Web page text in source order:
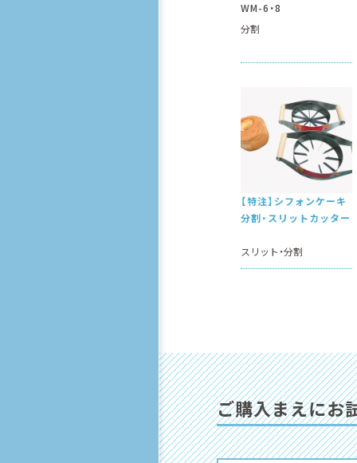
WM-6・8
分割
【特注】シフォンケーキ
分割・スリットカッター
スリット 分割
ご購⼊まえにお